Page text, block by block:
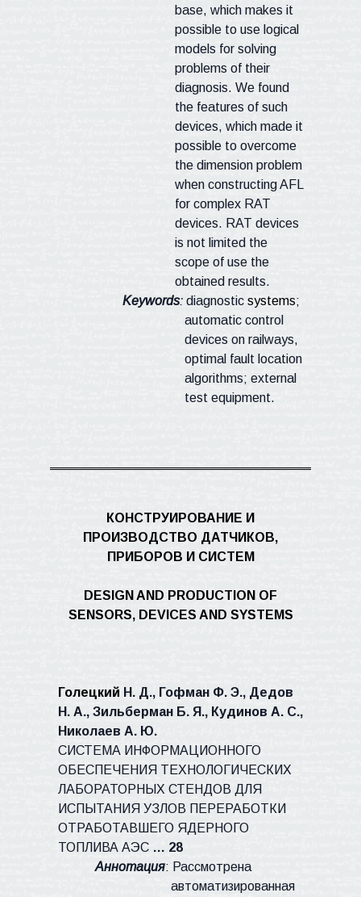
base, which makes it
possible to use logical
models for solving
problems of their
diagnosis. We found
the features of such
devices, which made it
possible to overcome
the dimension problem
when constructing AFL
for complex RAT
devices. RATdevices
is not limited the
scope of use the
obtained results.
Keywords:diagnosticsystems;
automatic control
devices on railways,
optimal fault location
algorithms; external
test equipment.
КОНСТРУИРОВАНИЕ И
ПРОИЗВОДСТВО ДАТЧИКОВ,
ПРИБОРОВ И СИСТЕМ
DESIGN AND PRODUCTION OF
SENSORS, DEVICES AND SYSTEMS
Голецкий Н. Д., Гофман Ф. Э., Дедов
Н. А., Зильберман Б. Я., Кудинов А. С.,
Николаев А. Ю.
СИСТЕМА ИНФОРМАЦИОННОГО
ОБЕСПЕЧЕНИЯ ТЕХНОЛОГИЧЕСКИХ
ЛАБОРАТОРНЫХ СТЕНДОВ ДЛЯ
ИСПЫТАНИЯ УЗЛОВ ПЕРЕРАБОТКИ
ОТРАБОТАВШЕГО ЯДЕРНОГО
ТОПЛИВА АЭС … 28
Аннотация: Рассмотрена
автоматизированная